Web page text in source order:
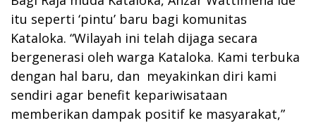
itu seperti ‘pintu’ baru bagi komunitas
Kataloka. “Wilayah ini telah dijaga secara
bergenerasi oleh warga Kataloka. Kami terbuka
dengan hal baru, dan meyakinkan diri kami
sendiri agar benefit kepariwisataan
memberikan dampak positif ke masyarakat,”